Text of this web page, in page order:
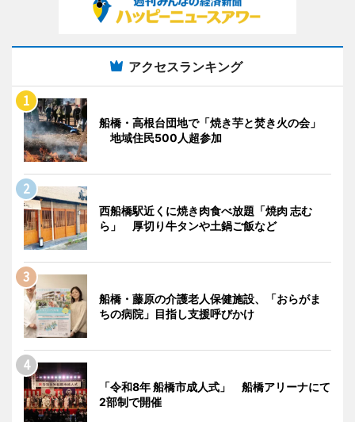
アクセスランキング
船橋・高根台団地で「焼き芋と焚き火の会」
地域住民500人超参加
西船橋駅近くに焼き肉食べ放題「焼肉 志む
ら」 厚切り牛タンや土鍋ご飯など
船橋・藤原の介護老人保健施設、「おらがま
ちの病院」目指し支援呼びかけ
「令和8年 船橋市成人式」 船橋アリーナにて
2部制で開催